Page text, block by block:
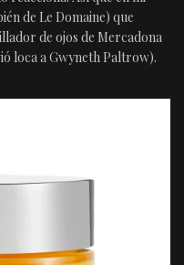
de Le Domaine) que
de ojos de Mercadona
loca a Gwyneth Paltrow).